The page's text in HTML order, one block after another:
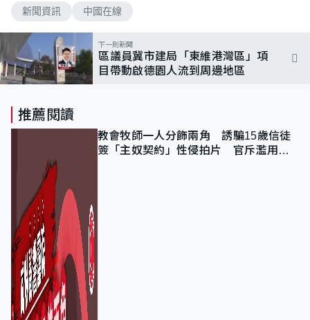
新聞資訊 中國在線
下一則新聞
區議員冀市建局「東維港灣區」項
目帶動啟德園人流到周邊地區
推薦閱讀
教會牧師一人分飾兩角 誘騙15歲信徒
簽「主奴契約」性侵拍片 官斥濫用教